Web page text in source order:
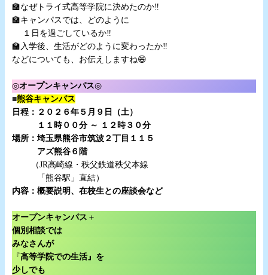
🏫なぜトライ式高等学院に決めたのか‼️
🏫キャンパスでは、どのように
１日を過ごしているか‼️
🏫入学後、生活がどのように変わったか‼️
などについても、お伝えしますね😄
◎オープンキャンパス◎
■熊谷キャンパス
日程：２０２６年５月９日（土）
１１時００分 ～ １２時３０分
場所：埼玉県熊谷市筑波２丁目１１５
アズ熊谷６階
（JR高崎線・秩父鉄道秩父本線
「熊谷駅」直結）
内容：概要説明、在校生との座談会など
オープンキャンパス ＋
個別相談では
みなさんが
『高等学院での生活』を
少しでも